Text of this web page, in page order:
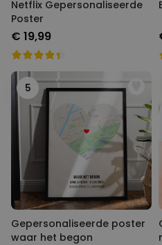
Netflix Gepersonaliseerde
Poster
€ 19,99
5
Gepersonaliseerde poster
waar het begon